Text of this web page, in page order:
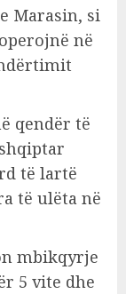
Marasin, si
në
qendër të
të lartë
të ulëta në
mbikqyrje
5 vite dhe